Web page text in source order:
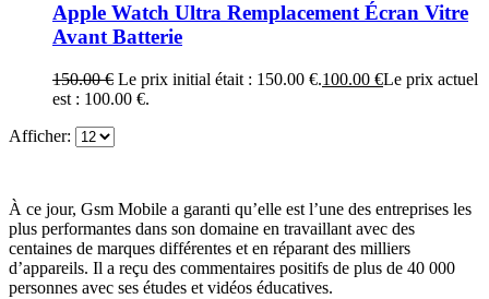
Apple Watch Ultra Remplacement Écran Vitre
Avant Batterie
150.00€ Le prix initial était : 150.00 €.100.00 €Le prix actuel
est : 100.00 €.
Afficher:
À ce jour, Gsm Mobile a garanti qu’elle est l’une des entreprises les
plus performantes dans son domaine en travaillant avec des
centaines de marques différentes et en réparant des milliers
d’appareils. Il a reçu des commentaires positifs de plus de 40 000
personnes avec ses études et vidéos éducatives.